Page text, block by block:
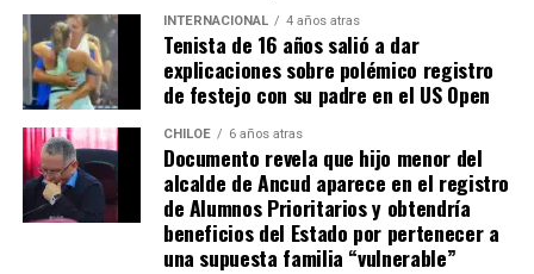
INTERNACIONAL 4 años atras
Tenista de 16 años salió a dar
explicaciones sobre polémico registro
de festejo con su padre en el US Open
CHILOE 6 años atras
Documento revela que hijo menor del
alcalde de Ancud aparece en el registro
de Alumnos Prioritarios y obtendría
beneficios del Estado por pertenecer a
una supuesta familia “vulnerable”